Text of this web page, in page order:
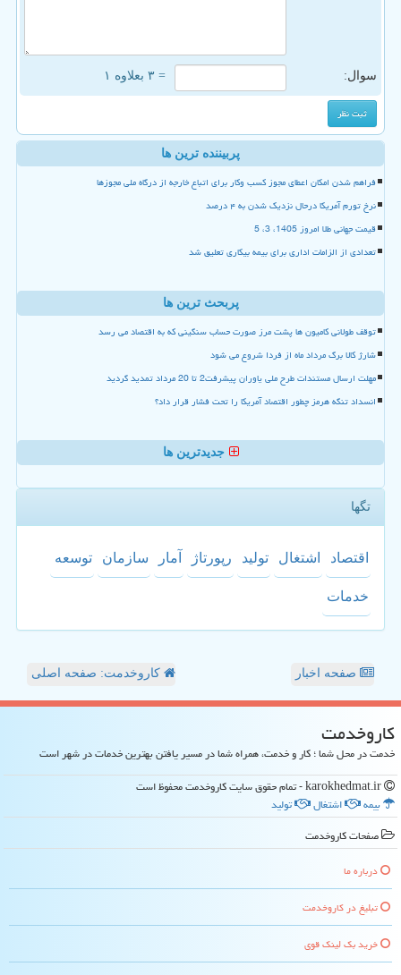
سوال: = ۳ بعلاوه ۱
پربیننده ترین ها
فراهم شدن امکان اعطای مجوز کسب وکار برای اتباع خارجه از درگاه ملی مجوزها
نرخ تورم آمریکا درحال نزدیک شدن به ۴ درصد
قیمت جهانی طلا امروز 1405، 3، 5
تعدادی از الزامات اداری برای بیمه بیکاری تعلیق شد
پربحث ترین ها
توقف طولانی کامیون ها پشت مرز صورت حساب سنگینی که به اقتصاد می رسد
شارژ کالا برگ مرداد ماه از فردا شروع می شود
مهلت ارسال مستندات طرح ملی یاوران پیشرفت2 تا 20 مرداد تمدید گردید
انسداد تنگه هرمز چطور اقتصاد آمریکا را تحت فشار قرار داد؟
جدیدترین ها
تگها
اقتصاد اشتغال تولید رپورتاژ آمار سازمان توسعه
خدمات
صفحه اخبار کاروخدمت: صفحه اصلی
كاروخدمت
خدمت در محل شما ؛ کار و خدمت، همراه شما در مسیر یافتن بهترین خدمات در شهر است
بیمه
اشتغال
تولید
صفحات كاروخدمت
درباره ما
تبلیغ در كاروخدمت
خرید بک لینک قوی